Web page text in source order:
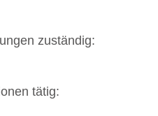
zuständig:
tätig: